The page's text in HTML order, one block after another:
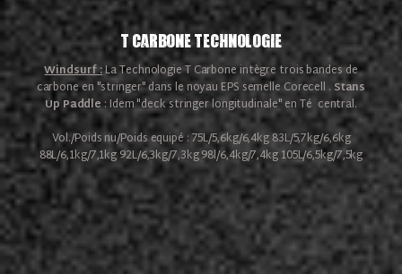
T Carbone Technologie
Windsurf :La Technologie T Carbone intègre trois bandes de
carbone en "stringer" dans le noyau EPS semelle Corecell . Stans
Up Paddle: Idem "deck stringer longitudinale" en Té central.
Vol./Poids nu/Poids equipé : 75L/5,6kg/6,4kg 83L/5,7kg/6,6kg
88L/6,1kg/7,1kg 92L/6,3kg/7,3kg 98l/6,4kg/7,4kg 105L/6,5kg/7,5kg